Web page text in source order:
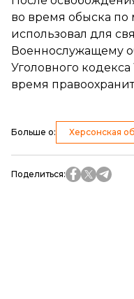
во время обыска по
использовал для
Военнослужащему
Уголовного
время
Больше о: Херсонская
Поделиться: